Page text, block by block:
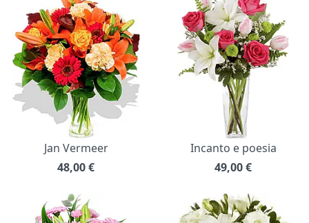
Jan Vermeer
48,00€
Incanto e poesia
49,00€